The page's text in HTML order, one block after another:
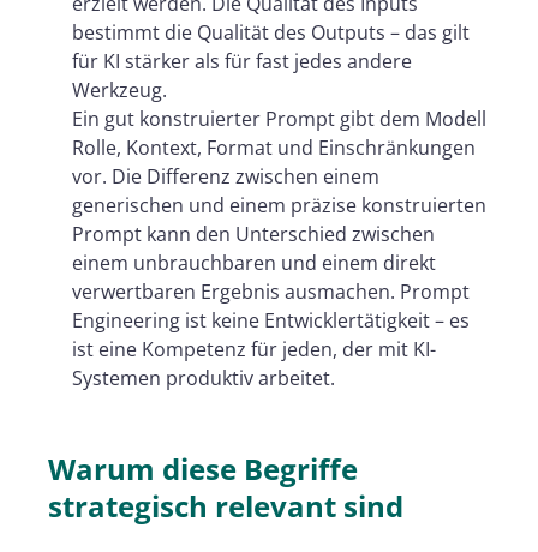
bestimmt die Qualität des Outputs – das gilt
für KI stärker als für fast jedes andere
Werkzeug.
Ein gut konstruierter Prompt gibt dem Modell
Rolle, Kontext, Format und Einschränkungen
vor. Die Differenz zwischen einem
generischen und einem präzise konstruierten
Prompt kann den Unterschied zwischen
einem unbrauchbaren und einem direkt
verwertbaren Ergebnis ausmachen. Prompt
Engineering ist keine Entwicklertätigkeit – es
ist eine Kompetenz für jeden, der mit KI-
Systemen produktiv arbeitet.
Warum diese Begriffe
strategisch relevant sind